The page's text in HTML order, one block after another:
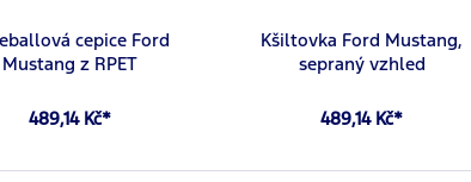
cepice Ford
Mustang z RPET
489,14 Kč*
Kšiltovka Ford Mustang,
sepraný vzhled
489,14 Kč*